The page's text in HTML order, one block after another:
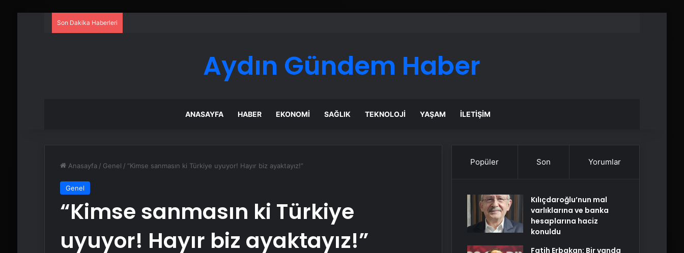
Son Dakika Haberleri
Aydın Gündem Haber
ANASAYFA HABER EKONOMI SAĞLIK TEKNOLOJI YAŞAM İLETIŞIM
Anasayfa / Genel / “Kimse sanmasın ki Türkiye uyuyor! Hayır biz ayaktayız!”
Genel
“Kimse sanmasın ki Türkiye
uyuyor! Hayır biz ayaktayız!”
Popüler Son Yorumlar
Kılıçdaroğlu’nun mal
varlıklarına ve banka
hesaplarına haciz
konuldu
Fatih Erbakan: Bir yanda